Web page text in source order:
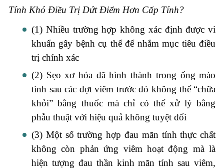
Tính Khó Điều Trị Dứt Điểm Hơn Cấp Tính?
(1) Nhiều trường hợp không xác định được vi
khuẩn gây bệnh cụ thể để nhắm mục tiêu điều
trị chính xác
(2) Sẹo xơ hóa đã hình thành trong ống mào
tinh sau các đợt viêm trước đó không thể “chữa
khỏi” bằng thuốc mà chỉ có thể xử lý bằng
phẫu thuật với hiệu quả không tuyệt đối
(3) Một số trường hợp đau mãn tính thực chất
không còn phản ứng viêm hoạt động mà là
hiện tượng đau thần kinh mãn tính sau viêm,